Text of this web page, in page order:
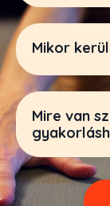
Mikor
Mire van